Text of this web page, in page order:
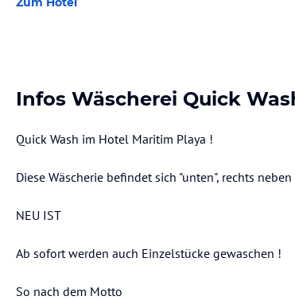
Infos Wäscherei Quick
Quick Wash im Hotel Maritim Playa !
Diese Wäscherie befindet sich "unten", rechts
NEU IST
Ab sofort werden auch Einzelstücke gewaschen !
So nach dem Motto